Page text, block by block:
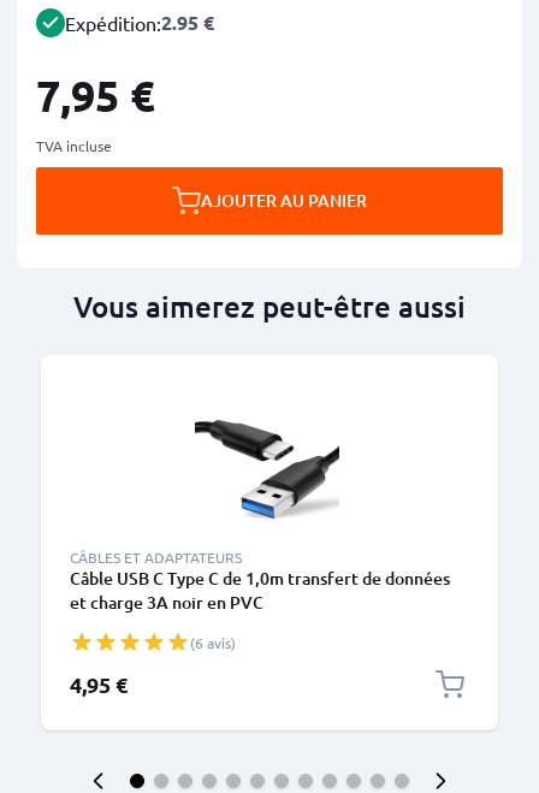
Expédition:2.95 €
7,95 €
TVA incluse
AJOUTER AU PANIER
Vous aimerez peut-être aussi
CÂBLES ET ADAPTATEURS
Câble USB C Type C de 1,0m transfert de données
et charge 3A noir en PVC
(6 avis)
4,95 €